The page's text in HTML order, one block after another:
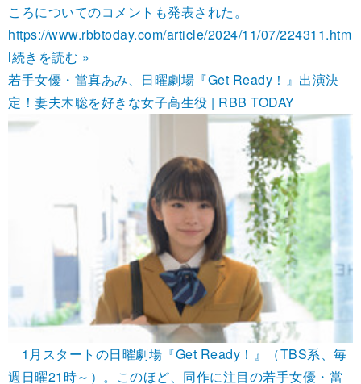
ころについてのコメントも発表された。
https://www.rbbtoday.com/article/2024/11/07/224311.htm
l続きを読む »
若手女優・當真あみ、日曜劇場『Get Ready！』出演決
定！妻夫木聡を好きな女子高生役 | RBB TODAY
1月スタートの日曜劇場『Get Ready！』（TBS系、毎
週日曜21時～）。このほど、同作に注目の若手女優・當